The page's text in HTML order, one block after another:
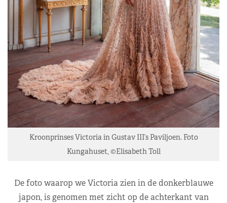
Kroonprinses Victoria in Gustav III’s Paviljoen. Foto
Kungahuset, ©Elisabeth Toll
De foto waarop we Victoria zien in de donkerblauwe
japon, is genomen met zicht op de achterkant van